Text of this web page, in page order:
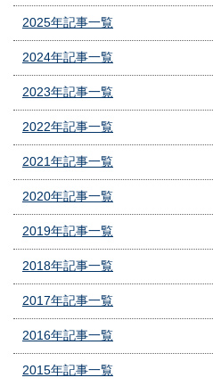
2025年記事一覧
2024年記事一覧
2023年記事一覧
2022年記事一覧
2021年記事一覧
2020年記事一覧
2019年記事一覧
2018年記事一覧
2017年記事一覧
2016年記事一覧
2015年記事一覧